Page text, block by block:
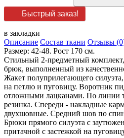
Быстрый заказ!
в закладки
Описание Состав ткани Отзывы
Размер: 42-48. Рост 170 см.
Стильный 2-предметный
брюк, выполненный из
Жакет полуприлегающего
на петлю и пуговицу. Воротник
отложными лацканами. По линии
резинка. Спереди - накладные
двухшовные. Средний шов по
Брюки прямого силуэта с
притачной с застежкой на